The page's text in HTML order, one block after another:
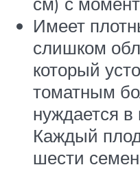
Имеет
слишком
который
томатным
нуждается
Каждый
шести